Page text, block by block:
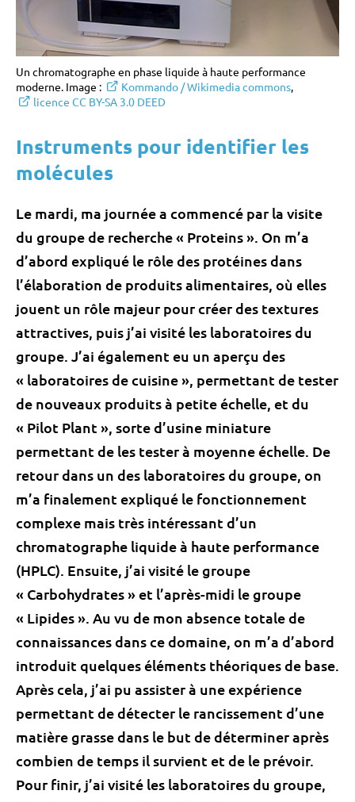
Un chromatographe en phase liquide à haute performance
moderne. Image :
Kommando / Wikimedia commons,
licence CC BY-SA 3.0 DEED
Instruments pour identifier les
molécules
Le mardi, ma journée a commencé par la visite
du groupe de recherche « Proteins ». On m’a
d’abord expliqué le rôle des protéines dans
l’élaboration de produits alimentaires, où elles
jouent un rôle majeur pour créer des textures
attractives, puis j’ai visité les laboratoires du
groupe. J’ai également eu un aperçu des
« laboratoires de cuisine », permettant de tester
de nouveaux produits à petite échelle, et du
« Pilot Plant », sorte d’usine miniature
permettant de les tester à moyenne échelle. De
retour dans un des laboratoires du groupe, on
m’a finalement expliqué le fonctionnement
complexe mais très intéressant d’un
chromatographe liquide à haute performance
(HPLC). Ensuite, j’ai visité le groupe
« Carbohydrates » et l’après-midi le groupe
« Lipides ». Au vu de mon absence totale de
connaissances dans ce domaine, on m’a d’abord
introduit quelques éléments théoriques de base.
Après cela, j’ai pu assister à une expérience
permettant de détecter le rancissement d’une
matière grasse dans le but de déterminer après
combien de temps il survient et de le prévoir.
Pour finir, j’ai visité les laboratoires du groupe,